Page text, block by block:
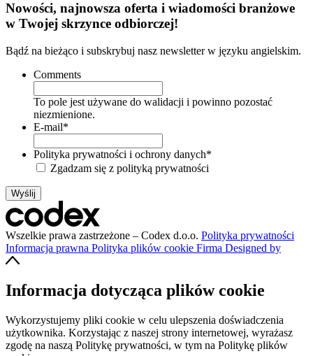
Nowości, najnowsza oferta i wiadomości branżowe
w Twojej skrzynce odbiorczej!
Bądź na bieżąco i subskrybuj nasz newsletter w języku angielskim.
Comments
To pole jest używane do walidacji i powinno pozostać
niezmienione.
E-mail*
Polityka prywatności i ochrony danych*
Zgadzam się z polityką prywatności
Wszelkie prawa zastrzeżone – Codex d.o.o. Polityka prywatności
Informacja prawna Polityka plików cookie Firma Designed by
Informacja dotycząca plików cookie
Wykorzystujemy pliki cookie w celu ulepszenia doświadczenia
użytkownika. Korzystając z naszej strony internetowej, wyrażasz
zgodę na naszą Politykę prywatności, w tym na Politykę plików